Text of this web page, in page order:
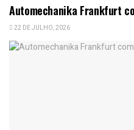
Automechanika Frankfurt
22 DE JULHO, 2026